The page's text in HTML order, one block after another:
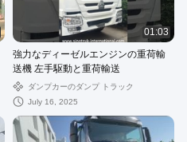
01:03
強力なディーゼルエンジンの重荷輸
送機 左手駆動と重荷輸送
ダンプカーのダンプ トラック
July 16, 2025